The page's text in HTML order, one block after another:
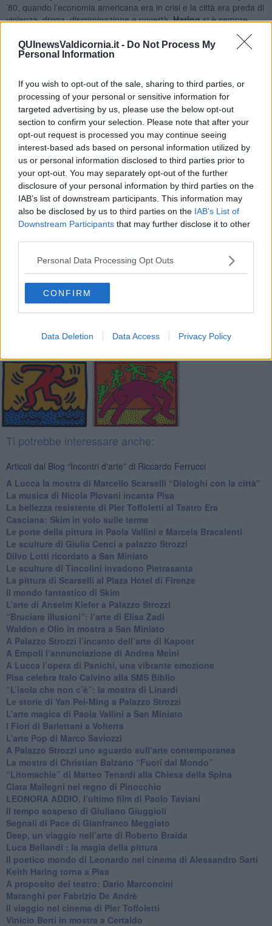
QUInewsValdicornia.it - Do Not Process My
Personal Information
If you wish to opt-out of the sale, sharing to third parties, or
processing of your personal or sensitive information for
targeted advertising by us, please use the below opt-out
section to confirm your selection. Please note that after your
opt-out request is processed you may continue seeing
interest-based ads based on personal information utilized by
us or personal information disclosed to third parties prior to
your opt-out. You may separately opt-out of the further
disclosure of your personal information by third parties on the
IAB’s list of downstream participants. This information may
also be disclosed by us to third parties on the IAB’s List of
Downstream Participants that may further disclose it to other
Personal Data Processing Opt Outs
CONFIRM
Data Deletion Data Access Privacy Policy
’80, quando l’economia americana era in crisi e la città era preda di
violenza, droga, discriminazione e povertà.Haringsi è sempre
impegnato attraverso le sue opere a sensibilizzare il pubblico su
temi quali l’energia nucleare, gli aspetti negativi dell’era
tecnologica, la salvaguardia dell’ambiente, il razzismo dilagante,
della sua carrieraHaringtrova il modo di fondere ciò che è
inequivocabilmente riconosciuto come arte con la vita di tutti i
giorni.
E’ una delle mostre più importanti realizzate in questo anno in
Toscana e l’incontro con l’arte di Haring è il modo più bello per un
ritorno alla vita dopo il periodo della pandemia e dell’isolamento.
Come ricorda nei suoi diari Haring“Sto seduto sul balcone a
guardare la cima della Torre Pendente. È davvero molto bello qui
se c’è un paradiso spero che assomigli a questo”.
Riccardo Ferrucci
Se vuoi leggere le notizie principali della Toscana iscriviti alla
Newsletter QUInews - ToscanaMedia.
alle 20:00 direttamente nella tua casella di posta.
Ti potrebbe interessare anche:
Articoli dal Blog “Incontri d'arte” di Riccardo Ferrucci
A Lucca la mostra di Marcello Scarselli “Dialoghi con la città"
​La musica di Nicola Piovani incanta Pisa
​La bellezza resistente di Pier Toffoletti al Teatro Era
​Casciana: Skim in volo sulle terme
​Le porte della pittura in Paola Vallini e Marcela Bracalenti
​Le sculture di Giulia Cenci a palazzo Strozzi
​Dilvo Lotti ricordato a San Miniato
​Le sculture di Tincolini invadono Pietrasanta
La pittura di Scarselli al Plaza Hotel di Firenze
​Il mondo fantastico di Skim
​L’arte di Anselm Kiefer a Palazzo Strozzi
​“Bruciare illusioni”: l’arte di Elisa Zadi
​Waldon e Olio in mostra a San Miniato
​A Palazzo Strozzi l’incanto dell’arte di Kapoor
​A Empoli l’annunciazione di Andrea Meini
A Lucca l’opera di Panichi, una vibrante emozione
Pisa celebra Italo Calvino alla SMS Biblio
“L’isola che non c’è”: la mostra di Linardi
​Le storie di Yan Pei-Ming a Palazzo Strozzi
​L’arte magica di Paola Vallini a San Miniato
​I Fiori di Barlettani a Volterra
​L’arte Pop di Marco Saviozzi
​A Palazzo Strozzi uno sguardo sull’arte contemporanea
La mostra di Christian Balzano “Fuori dal Mondo”
​“Litomachie” di Matteo Tenardi alla Chiesa della Spina
​Clara Mallegni nel regno di Pinocchio
​LEONORA ADDIO, l’ultimo film di Paolo Taviani
Il tempo sospeso di Giuliano Giuggioli
Segnali di Pace di Gianfranco Meggiato
​Deep, un viaggio nell’arte di Roberto Braida
​Luca Bellandi : la magia della pittura
​Il poetico mondo di Leonardo nel cinema di Alessandro Sarti
​Keith Haring torna a Pisa
​A proposito del teatro: Dario Marconcini
Maranghi per Fabrizio De Andrè
​Il viaggio nel cinema di Pier Toffoletti
Vinicio Berti in mostra a Certaldo